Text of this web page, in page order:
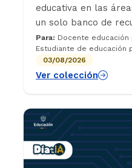
educativa en las
un solo banco de
didácticas, bitácoras
audiovisuales
las aulas de grado 6°.
Para: Docente
Estudiante de educación
03/08/2026
Ver colección